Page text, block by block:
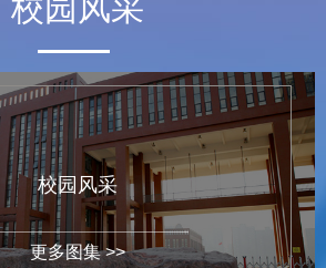
校园风采
校园风采
更多图集 >>